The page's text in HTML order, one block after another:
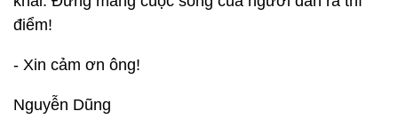
điểm!
- Xin cảm ơn ông!
Nguyễn Dũng